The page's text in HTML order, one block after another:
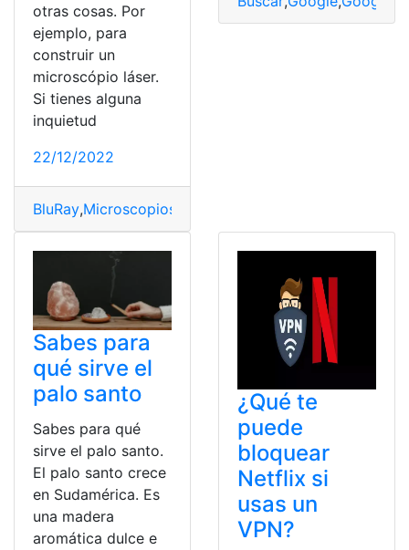
otras cosas. Por
ejemplo, para
construir un
microscópio láser.
Si tienes alguna
inquietud
22/12/2022
BluRay,Microscopios
Sabes para
qué sirve el
palo santo
Sabes para qué
sirve el palo santo.
El palo santo crece
en Sudamérica. Es
una madera
aromática dulce e
¿Qué te
puede
bloquear
Netflix si
usas un
VPN?